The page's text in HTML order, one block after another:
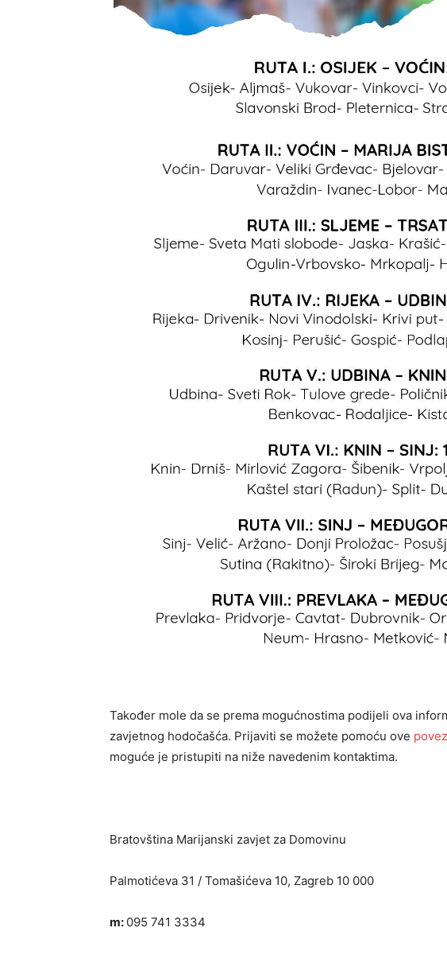
Također mole da se prema mogućnostima podijeli ova
zavjetnog hodočašća. Prijaviti se možete pomoću ove
moguće je pristupiti na niže navedenim kontaktima.
Bratovština Marijanski zavjet za Domovinu
Palmotićeva 31 / Tomašićeva 10, Zagreb 10 000
m: 095 741 3334